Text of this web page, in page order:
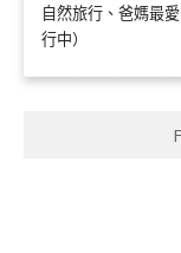
自然旅行、爸媽最
行中）